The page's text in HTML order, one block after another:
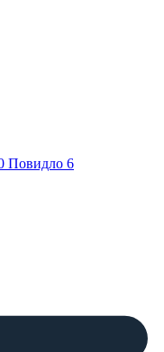
Повидло 6